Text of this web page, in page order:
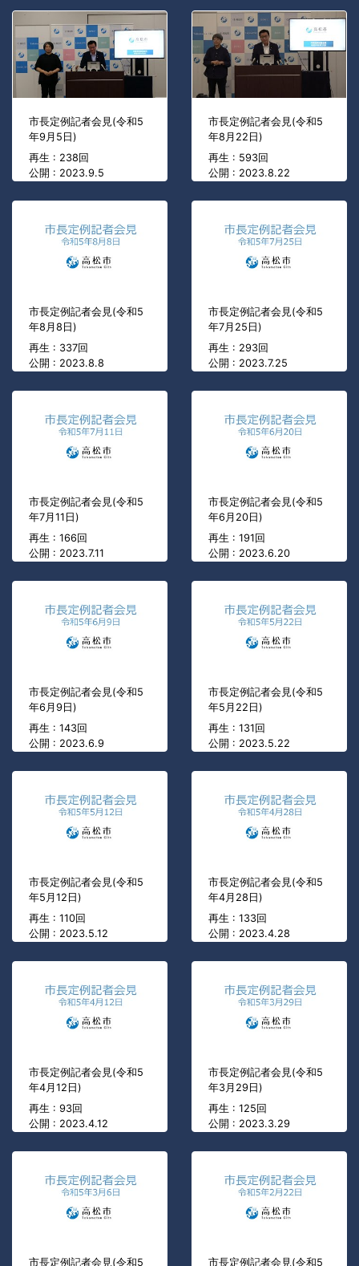
市長定例記者会見(令和5
年9月5日)
再生 : 238回
公開 : 2023.9.5
市長定例記者会見(令和5
年8月22日)
再生 : 593回
公開 : 2023.8.22
市長定例記者会見(令和5
年8月8日)
再生 : 337回
公開 : 2023.8.8
市長定例記者会見(令和5
年7月25日)
再生 : 293回
公開 : 2023.7.25
市長定例記者会見(令和5
年7月11日)
再生 : 166回
公開 : 2023.7.11
市長定例記者会見(令和5
年6月20日)
再生 : 191回
公開 : 2023.6.20
市長定例記者会見(令和5
年6月9日)
再生 : 143回
公開 : 2023.6.9
市長定例記者会見(令和5
年5月22日)
再生 : 131回
公開 : 2023.5.22
市長定例記者会見(令和5
年5月12日)
再生 : 110回
公開 : 2023.5.12
市長定例記者会見(令和5
年4月28日)
再生 : 133回
公開 : 2023.4.28
市長定例記者会見(令和5
年4月12日)
再生 : 93回
公開 : 2023.4.12
市長定例記者会見(令和5
年3月29日)
再生 : 125回
公開 : 2023.3.29
市長定例記者会見(令和5 市長定例記者会見(令和5